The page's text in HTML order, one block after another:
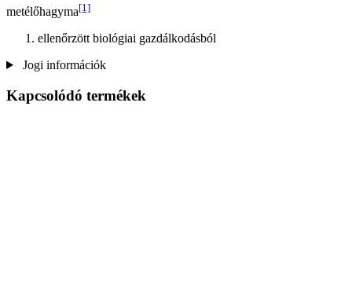
metélőhagyma[1]
ellenőrzött biológiai gazdálkodásból
Jogi információk
Kapcsolódó termékek